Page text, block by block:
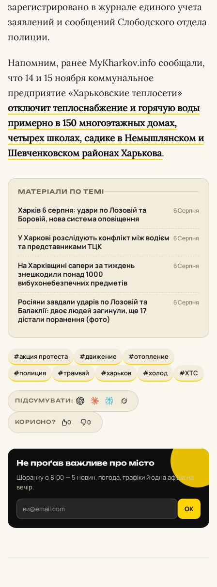
зарегистрировано в журнале единого учета
заявлений и сообщений Слободского отдела
полиции.
Напомним, ранее MyKharkov.info сообщали,
что 14 и 15 ноября коммунальное
предприятие «Харьковские теплосети»
отключит теплоснабжение и горячую воды
примерно в 150 многоэтажных домах,
четырех школах, садике в Немышлянском и
Шевченковском районах Харькова.
МАТЕРІАЛИ ПО ТЕМІ
Харків 6 серпня: удари по Лозовій та
Боровій, нова система оповіщення
6 Серпня
У Харкові розслідують конфлікт між водієм
та представниками ТЦК
6 Серпня
На Харківщині сапери за тиждень
знешкодили понад 1000
вибухонебезпечних предметів
6 Серпня
Росіяни завдали ударів по Лозовій та
Балаклії: двоє людей загинули, ще 17
дістали поранення (фото)
6 Серпня
#акция протеста #движение
#отопление
#полиция
#трамвай #харьков #холод #ХТС
ПІДСУМУВАТИ:
КОРИСНО? 0 0
Не проґав важливе про місто
Щоранку о 8:00 — 5 новин, погода, графіки й одна афіша на
вечір.
OK